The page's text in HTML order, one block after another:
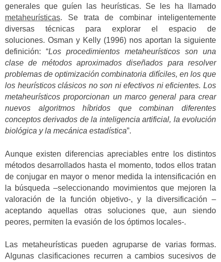
generales que guíen las heurísticas. Se les ha llamado
metaheurísticas. Se trata de combinar inteligentemente
diversas técnicas para explorar el espacio de
soluciones. Osman y Kelly (1996) nos aportan la siguiente
definición: “Los procedimientos metaheurísticos son una
clase de métodos aproximados diseñados para resolver
problemas de optimización combinatoria difíciles, en los que
los heurísticos clásicos no son ni efectivos ni eficientes. Los
metaheurísticos proporcionan un marco general para crear
nuevos algoritmos híbridos que combinan diferentes
conceptos derivados de la inteligencia artificial, la evolución
biológica y la mecánica estadística”.
Aunque existen diferencias apreciables entre los distintos
métodos desarrollados hasta el momento, todos ellos tratan
de conjugar en mayor o menor medida la intensificación en
la búsqueda –seleccionando movimientos que mejoren la
valoración de la función objetivo-, y la diversificación –
aceptando aquellas otras soluciones que, aun siendo
peores, permiten la evasión de los óptimos locales-.
Las metaheurísticas pueden agruparse de varias formas.
Algunas clasificaciones recurren a cambios sucesivos de